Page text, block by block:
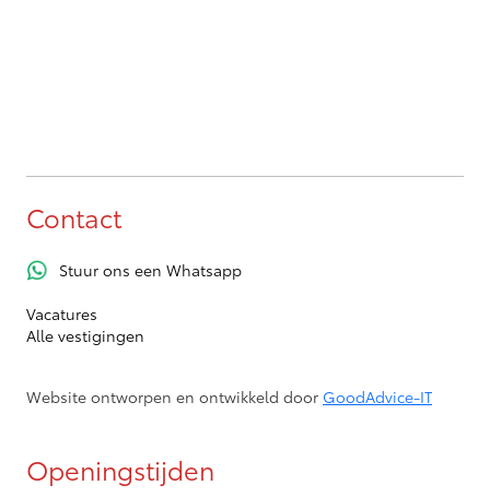
Contact
Stuur ons een Whatsapp
Vacatures
Alle vestigingen
Website ontworpen en ontwikkeld door GoodAdvice-IT
Openingstijden